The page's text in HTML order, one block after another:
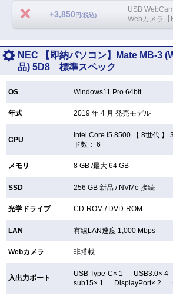
+3,850 円(税込)
USB
Webカメラ【
NEC 【即納パソコン】Mate MB-3
品) 5D8 標準スペック
OS Windows11 Pro 64bit
年式 2019 年 4 月 発売モデル
CPU
Intel Core i5 8500 【8世代 】
ド数： 6
メモリ 8 GB /最大 64 GB
SSD 256 GB新品 / NVMe 接続
光学ドライブ CD-ROM / DVD-ROM
LAN 有線LAN速度 1,000 Mbps
Webカメラ 非搭載
入出力ポート
USB Type-C× 1 USB3.0×
sub15× 1 DisplayPort× 2